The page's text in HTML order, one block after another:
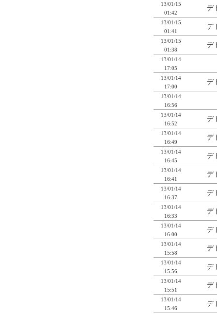
13/01/15
01:42
デ
13/01/15
01:41
デ
13/01/15
01:38
デ
13/01/14
17:05
13/01/14
17:00
デ
13/01/14
16:56
13/01/14
16:52
デ
13/01/14
16:49
デ
13/01/14
16:45
デ
13/01/14
16:41
デ
13/01/14
16:37
デ
13/01/14
16:33
デ
13/01/14
16:00
デ
13/01/14
15:58
デ
13/01/14
15:56
デ
13/01/14
15:51
デ
13/01/14
15:46
デ